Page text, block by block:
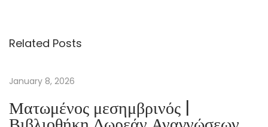
s
s
e
Related Posts
January 8, 2026
Ματωμένος μεσημβρινός |